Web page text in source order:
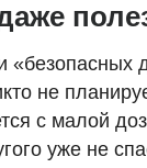
не
с малой
уже не